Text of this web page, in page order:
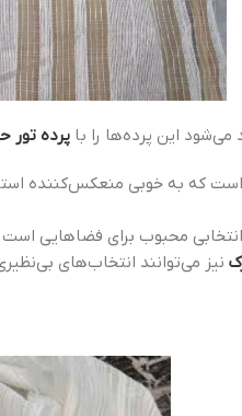
این پرده‌ها را با پرده تور
است که به خوبی منعکس‌کننده
محبوب برای فضاهایی است
نیز می‌توانند انتخاب‌های